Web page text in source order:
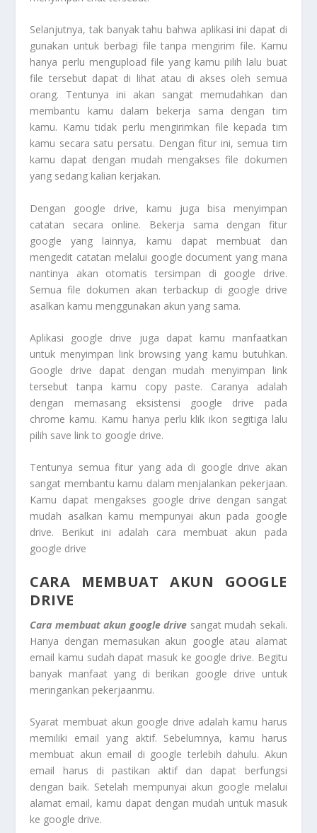
Selanjutnya, tak banyak tahu bahwa aplikasi ini dapat di
gunakan untuk berbagi file tanpa mengirim file. Kamu
hanya perlu mengupload file yang kamu pilih lalu buat
file tersebut dapat di lihat atau di akses oleh semua
orang. Tentunya ini akan sangat memudahkan dan
membantu kamu dalam bekerja sama dengan tim
kamu. Kamu tidak perlu mengirimkan file kepada tim
kamu secara satu persatu. Dengan fitur ini, semua tim
kamu dapat dengan mudah mengakses file dokumen
yang sedang kalian kerjakan.
Dengan google drive, kamu juga bisa menyimpan
catatan secara online. Bekerja sama dengan fitur
google yang lainnya, kamu dapat membuat dan
mengedit catatan melalui google document yang mana
nantinya akan otomatis tersimpan di google drive.
Semua file dokumen akan terbackup di google drive
asalkan kamu menggunakan akun yang sama.
Aplikasi google drive juga dapat kamu manfaatkan
untuk menyimpan link browsing yang kamu butuhkan.
Google drive dapat dengan mudah menyimpan link
tersebut tanpa kamu copy paste. Caranya adalah
dengan memasang eksistensi google drive pada
chrome kamu. Kamu hanya perlu klik ikon segitiga lalu
pilih save link to google drive.
Tentunya semua fitur yang ada di google drive akan
sangat membantu kamu dalam menjalankan pekerjaan.
Kamu dapat mengakses google drive dengan sangat
mudah asalkan kamu mempunyai akun pada google
drive. Berikut ini adalah cara membuat akun pada
google drive
CARA MEMBUAT AKUN GOOGLE
DRIVE
Cara membuat akun google drive sangat mudah sekali.
Hanya dengan memasukan akun google atau alamat
email kamu sudah dapat masuk ke google drive. Begitu
banyak manfaat yang di berikan google drive untuk
meringankan pekerjaanmu.
Syarat membuat akun google drive adalah kamu harus
memiliki email yang aktif. Sebelumnya, kamu harus
membuat akun email di google terlebih dahulu. Akun
email harus di pastikan aktif dan dapat berfungsi
dengan baik. Setelah mempunyai akun google melalui
alamat email, kamu dapat dengan mudah untuk masuk
ke google drive.